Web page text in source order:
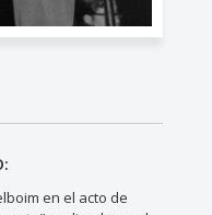
en el acto de